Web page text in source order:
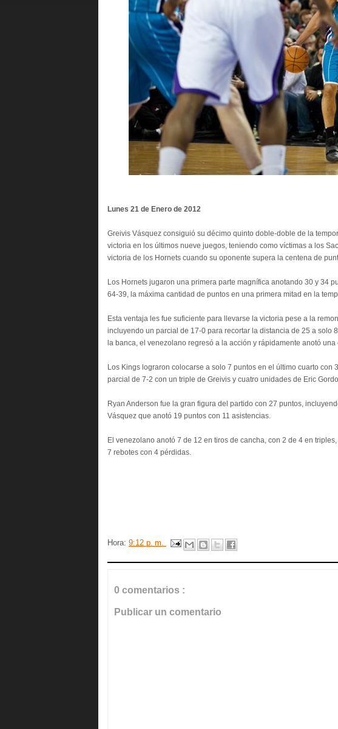
Lunes 21 de Enero de 2012
Greivis Vásquez consiguió su décimo quinto doble-doble de la
victoria en los últimos nueve juegos, teniendo como víctimas a los
victoria de los Hornets cuando su oponente supera la centena de
Los Hornets jugaron una primera parte magnífica anotando 30 y 34
64-39, la máxima cantidad de puntos en una primera mitad en la
Esta ventaja les fue suficiente para llevarse la victoria pese a la
incluyendo un parcial de 17-0 para recortar la distancia de 25 a solo
la banca, el venezolano regresó a la acción y rápidamente anotó
Los Kings lograron colocarse a solo 7 puntos en el último cuarto
parcial de 7-2 con un triple de Greivis y cuatro unidades de Eric
Ryan Anderson fue la gran figura del partido con 27 puntos,
Vásquez que anotó 19 puntos con 11 asistencias.
El venezolano anotó 7 de 12 en tiros de cancha, con 2 de 4 en
7 rebotes con 4 pérdidas.
Hora: 9:12 p. m.
0 comentarios :
Publicar un comentario